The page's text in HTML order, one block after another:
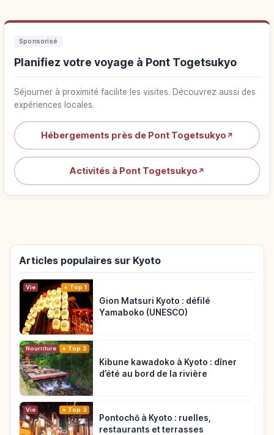
Sponsorisé
Planifiez votre voyage à Pont Togetsukyo
Séjourner à proximité facilite les visites. Découvrez aussi des
expériences locales.
Hébergements près de Pont Togetsukyo ↗
Activités à Pont Togetsukyo ↗
Articles populaires sur Kyoto
Vie Top 1
Gion Matsuri Kyoto : défilé
Yamaboko (UNESCO)
Nourriture Top 2
Kibune kawadoko à Kyoto : dîner
d’été au bord de la rivière
Vie Top 3
Pontochō à Kyoto : ruelles,
restaurants et terrasses